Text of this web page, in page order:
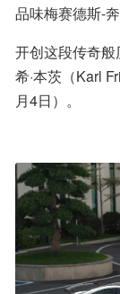
品味梅赛德斯-
开创这段传奇般
希·本茨（Karl
月4日）。